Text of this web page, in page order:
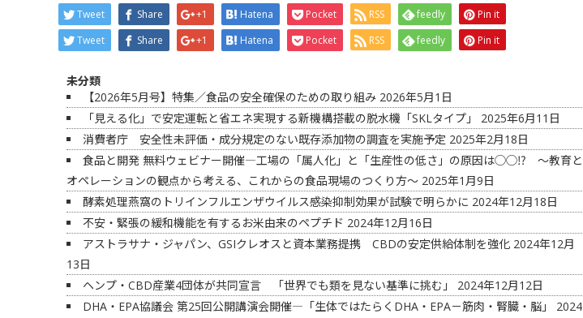
Tweet Share +1 Hatena Pocket RSS feedly
Pin it
Tweet
Share +1 Hatena Pocket RSS feedly Pin it
未分類
【2026年5月号】特集／食品の安全確保のための取り組み 2026年5月1日
「見える化」で安定運転と省エネ実現する新機構搭載の脱水機「SKLタイプ」
2025年6月11日
消費者庁 安全性未評価・成分規定のない既存添加物の調査を実施予定 2025年2月18日
食品と開発 無料ウェビナー開催―工場の「属人化」と「生産性の低さ」の原因は◯◯⁉ ～教育と
オペレーションの観点から考える、これからの食品現場のつくり方～ 2025年1月9日
酵素処理燕窩のトリインフルエンザウイルス感染抑制効果が試験で明らかに 2024年12月18日
不安・緊張の緩和機能を有するお米由来のペプチド 2024年12月16日
アストラサナ・ジャパン、GSIクレオスと資本業務提携 CBDの安定供給体制を強化 2024年12月
13日
ヘンプ・CBD産業4団体が共同宣言 「世界でも類を見ない基準に挑む」
2024年12月12日
DHA・EPA協議会 第25回公開講演会開催―「生体ではたらくDHA・EPA－筋肉・腎臓・脳」
2024